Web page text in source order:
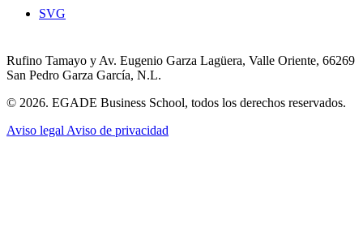
SVG
Rufino Tamayo y Av. Eugenio Garza Lagüera, Valle Oriente, 66269
San Pedro Garza García, N.L.
© 2026. EGADE Business School, todos los derechos reservados.
Aviso legal Aviso de privacidad